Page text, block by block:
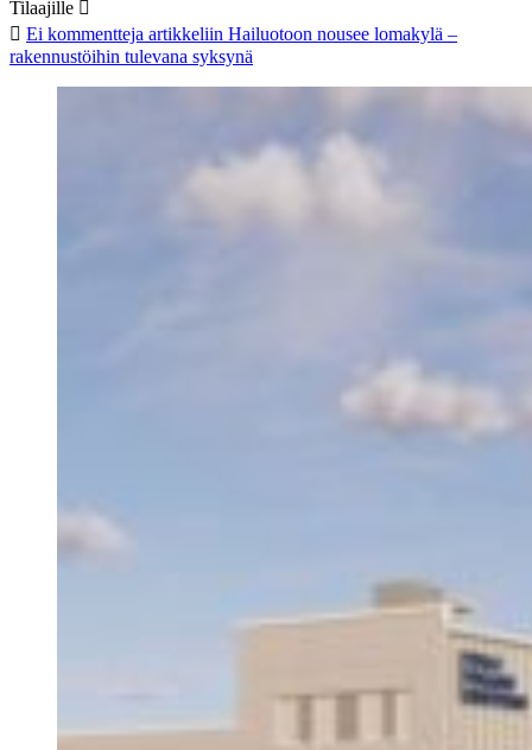
Tilaajille
Ei kommentteja artikkeliin Hailuotoon nousee lomakylä –
rakennustöihin tulevana syksynä